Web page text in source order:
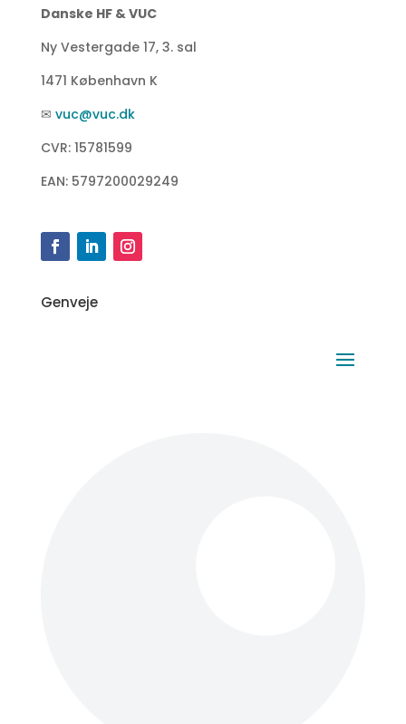
Danske HF & VUC
Ny Vestergade 17, 3. sal
1471 København K
✉ vuc@vuc.dk
CVR: 15781599
EAN: 5797200029249
Genveje